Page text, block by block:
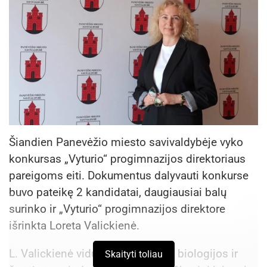
Šiandien Panevėžio miesto savivaldybėje vyko
konkursas „Vyturio“ progimnazijos direktoriaus
pareigoms eiti. Dokumentus dalyvauti konkurse
buvo pateikę 2 kandidatai, daugiausiai balų
surinko ir „Vyturio“ progimnazijos direktore
išrinkta Loreta Valickienė.
L. Valickienė vidurinės mokyklos biologijos ir
Skaityti toliau